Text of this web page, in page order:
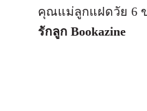
คุณแม่ลูกแฝดวัย 6 ข
รักลูก Bookazine